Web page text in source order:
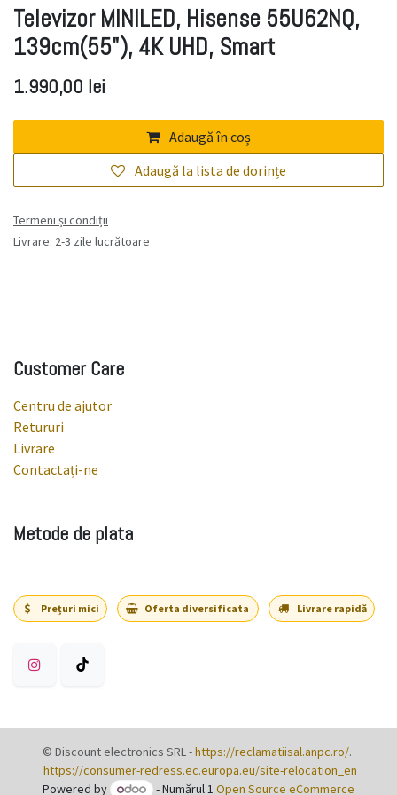
Televizor MINILED, Hisense 55U62NQ,
139cm(55"), 4K UHD, Smart
1.990,00 lei
Adaugă în coș
Adaugă la lista de dorințe
Termeni și condiții
Livrare: 2-3 zile lucrătoare
Customer Care
Centru de ajutor
Retururi
Livrare
Contactați-ne
Metode de plata
Prețuri mici Oferta diversificata Livrare rapidă
© Discount electronics SRL-https://reclamatiisal.anpc.ro/.
https://consumer-redress.ec.europa.eu/site-relocation_en
Powered by
- Numărul 1 Open Source eCommerce